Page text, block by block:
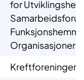
for
Organisasjoner
Kreftforeningen